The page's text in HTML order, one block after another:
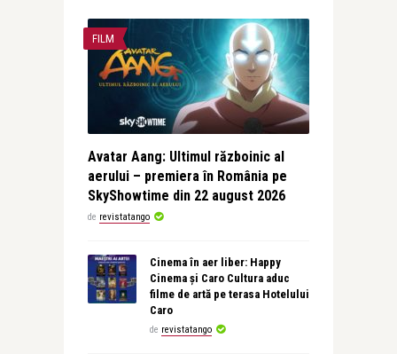
FILM
Avatar Aang: Ultimul războinic al
aerului – premiera în România pe
SkyShowtime din 22 august 2026
de revistatango
Cinema în aer liber: Happy
Cinema și Caro Cultura aduc
filme de artă pe terasa Hotelului
Caro
de revistatango